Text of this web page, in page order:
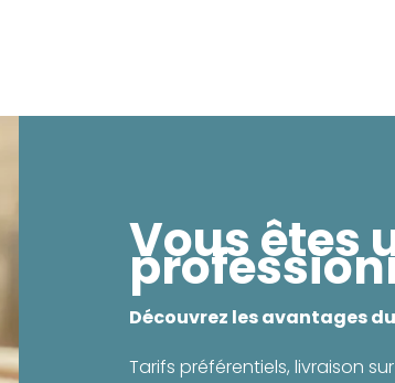
Vous êtes
Découvrez les avantages du
Tarifs préférentiels, livraison